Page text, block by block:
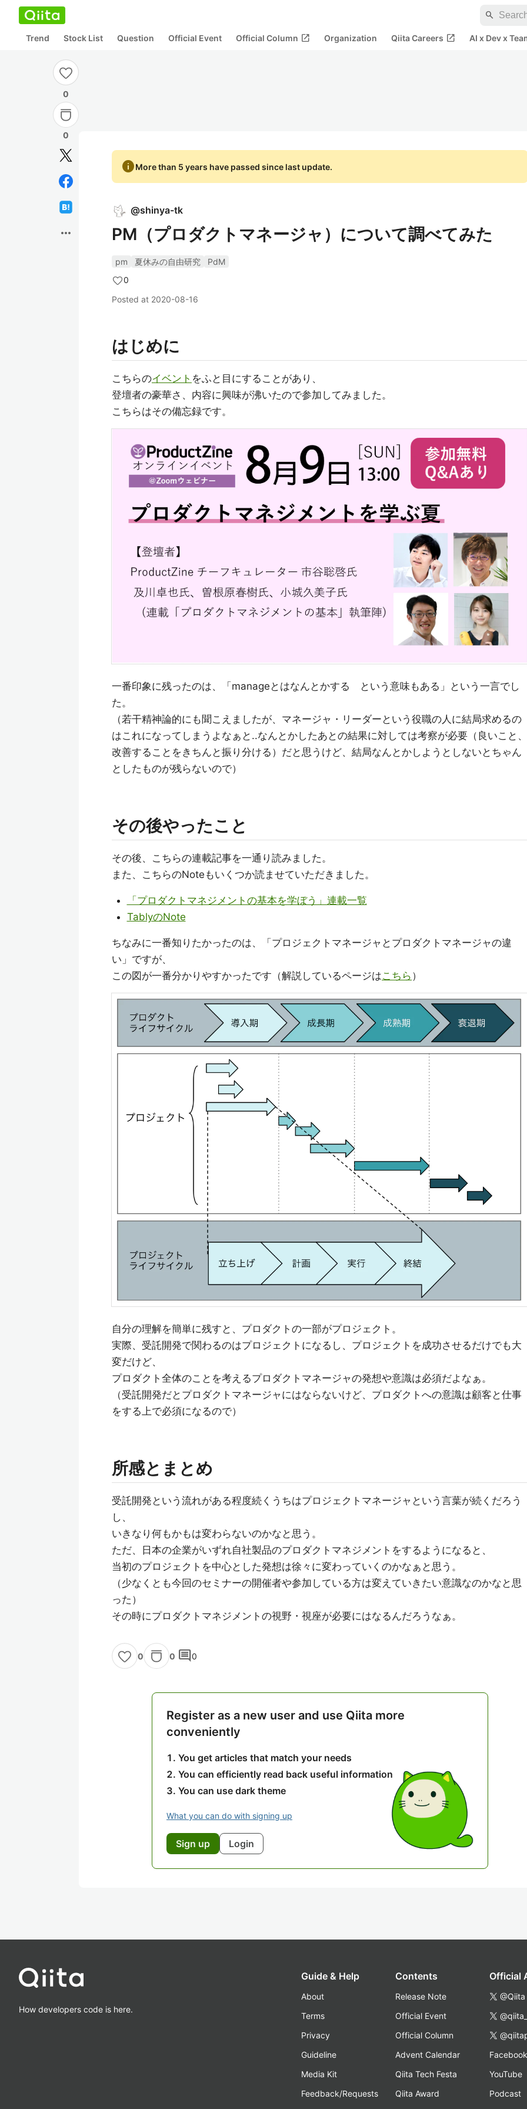
search
Trend Stock List Question Official Event Official Column open_in_new Organization Qiita Careers open_in_new AI x Dev x
0
0
more_horiz
infoMore than 5 years have passed since last update.
@shinya-tk
PM（プロダクトマネージャ）について調べてみた
pm 夏休みの自由研究
PdM
0
Posted at 2020-08-16
はじめに
こちらのイベント をふと目にすることがあり、
登壇者の豪華さ、内容に興味が沸いたので参加してみました。
こちらはその備忘録です。
一番印象に残ったのは、「manageとはなんとかする という意味もある」という一言でし
た。
（若干精神論的にも聞こえましたが、マネージャ・リーダーという役職の人に結局求めるの
はこれになってしまうよなぁと..なんとかしたあとの結果に対しては考察が必要（良いこと、
改善することをきちんと振り分ける）だと思うけど、結局なんとかしようとしないとちゃん
としたものが残らないので）
その後やったこと
その後、こちらの連載記事を一通り読みました。
また、こちらのNoteもいくつか読ませていただきました。
「プロダクトマネジメントの基本を学ぼう」連載一覧
TablyのNote
ちなみに一番知りたかったのは、「プロジェクトマネージャとプロダクトマネージャの違
い」ですが、
この図が一番分かりやすかったです（解説しているページはこちら ）
自分の理解を簡単に残すと、プロダクトの一部がプロジェクト。
実際、受託開発で関わるのはプロジェクトになるし、プロジェクトを成功させるだけでも大
変だけど、
プロダクト全体のことを考えるプロダクトマネージャの発想や意識は必須だよなぁ。
（受託開発だとプロダクトマネージャにはならないけど、プロダクトへの意識は顧客と仕事
をする上で必須になるので）
所感とまとめ
受託開発という流れがある程度続くうちはプロジェクトマネージャという言葉が続くだろう
し、
いきなり何もかもは変わらないのかなと思う。
ただ、日本の企業がいずれ自社製品のプロダクトマネジメントをするようになると、
当初のプロジェクトを中心とした発想は徐々に変わっていくのかなぁと思う。
（少なくとも今回のセミナーの開催者や参加している方は変えていきたい意識なのかなと思
った）
その時にプロダクトマネジメントの視野・視座が必要にはなるんだろうなぁ。
0 0 comment0
Register as a new user and use Qiita more
conveniently
You get articles that match your needs
You can efficiently read back useful information
You can use dark theme
What you can do with signing up
Sign up Login
How developers code is here.
Guide & Help
About
Terms
Privacy
Guideline
Media Kit
Feedback/Requests
Contents
Release Note
Official Event
Official Column
Advent Calendar
Qiita Tech Festa
Qiita Award
Official
@Qiita
Facebook
YouTube
Podcast